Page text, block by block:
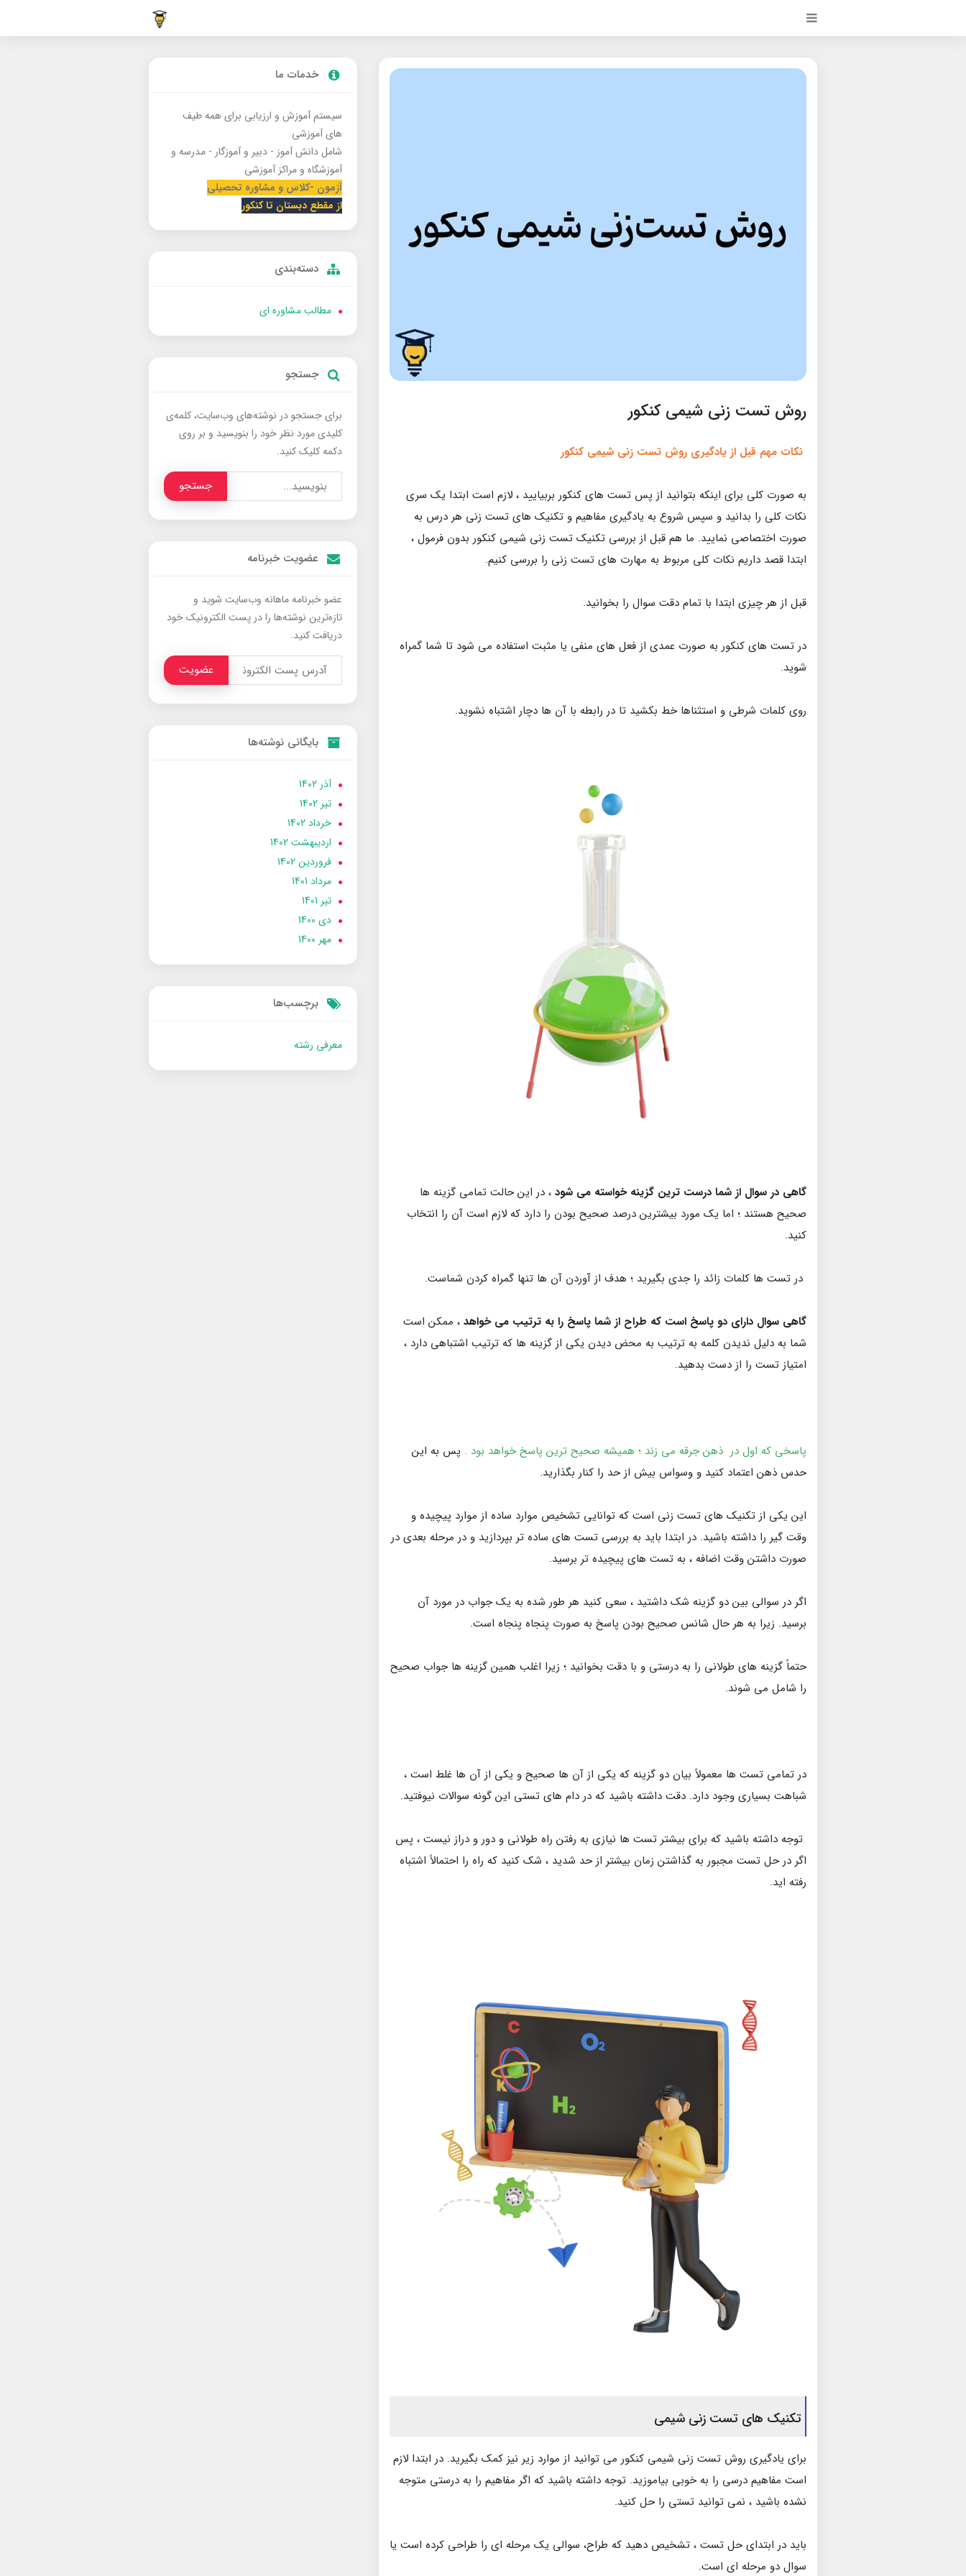
روش تست زنی شیمی کنکور
نکات مهم قبل از یادگیری روش تست زنی شیمی کنکور
به صورت کلی برای اینکه بتوانید از پس تست های کنکور بربیایید ، لازم است ابتدا یک سری
نکات کلی را بدانید و سپس شروع به یادگیری مفاهیم و تکنیک های تست زنی هر درس به
صورت اختصاصی نمایید. ما هم قبل از بررسی تکنیک تست زنی شیمی کنکور بدون فرمول ،
ابتدا قصد داریم نکات کلی مربوط به مهارت های تست زنی را بررسی کنیم.
قبل از هر چیزی ابتدا با تمام دقت سوال را بخوانید.
در تست های کنکور به صورت عمدی از فعل های منفی یا مثبت استفاده می شود تا شما گمراه
شوید.
روی کلمات شرطی و استثناها خط بکشید تا در رابطه با آن ها دچار اشتباه نشوید.
گاهی در سوال از شما درست ترین گزینه خواسته می شود ، در این حالت تمامی گزینه ها
صحیح هستند ؛ اما یک مورد بیشترین درصد صحیح بودن را دارد که لازم است آن را انتخاب
کنید.
در تست ها کلمات زائد را جدی بگیرید ؛ هدف از آوردن آن ها تنها گمراه کردن شماست.
گاهی سوال دارای دو پاسخ است که طراح از شما پاسخ را به ترتیب می خواهد ، ممکن است
شما به دلیل ندیدن کلمه به ترتیب به محض دیدن یکی از گزینه ها که ترتیب اشتباهی دارد ،
امتیاز تست را از دست بدهید.
پاسخی که اول در ذهن جرقه می زند ؛ همیشه صحیح ترین پاسخ خواهد بود . پس به این
حدس ذهن اعتماد کنید و وسواس بیش از حد را کنار بگذارید.
این یکی از تکنیک های تست زنی است که توانایی تشخیص موارد ساده از موارد پیچیده و
وقت گیر را داشته باشید. در ابتدا باید به بررسی تست های ساده تر بپردازید و در مرحله بعدی در
صورت داشتن وقت اضافه ، به تست های پیچیده تر برسید.
اگر در سوالی بین دو گزینه شک داشتید ، سعی کنید هر طور شده به یک جواب در مورد آن
برسید. زیرا به هر حال شانس صحیح بودن پاسخ به صورت پنجاه پنجاه است.
حتماً گزینه های طولانی را به درستی و با دقت بخوانید ؛ زیرا اغلب همین گزینه ها جواب صحیح
را شامل می شوند.
در تمامی تست ها معمولاً بیان دو گزینه که یکی از آن ها صحیح و یکی از آن ها غلط است ،
شباهت بسیاری وجود دارد. دقت داشته باشید که در دام های تستی این گونه سوالات نیوفتید.
توجه داشته باشید که برای بیشتر تست ها نیازی به رفتن راه طولانی و دور و دراز نیست ، پس
اگر در حل تست مجبور به گذاشتن زمان بیشتر از حد شدید ، شک کنید که راه را احتمالاً اشتباه
رفته اید.
تکنیک های تست زنی شیمی
برای یادگیری روش تست زنی شیمی کنکور می توانید از موارد زیر نیز کمک بگیرید. در ابتدا لازم
است مفاهیم درسی را به خوبی بیاموزید. توجه داشته باشید که اگر مفاهیم را به درستی متوجه
نشده باشید ، نمی توانید تستی را حل کنید.
باید در ابتدای حل تست ، تشخیص دهید که طراح، سوالی یک مرحله ای را طراحی کرده است یا
سوال دو مرحله ای است.
خدمات ما
سیستم آموزش و ارزیابی برای همه طیف
های آموزشی
شامل دانش آموز - دبیر و آموزگار - مدرسه و
آموزشگاه و مراکز آموزشی
آزمون -کلاس و مشاوره تحصیلی
از مقطع دبستان تا کنکور
دسته‌بندی
مطالب مشاوره ای
جستجو
برای جستجو در نوشته‌های وب‌سایت، کلمه‌ی
کلیدی مورد نظر خود را بنویسید و بر روی
دکمه کلیک کنید.
جستجو
عضویت خبرنامه
عضو خبرنامه ماهانه وب‌سایت شوید و
تازه‌ترین نوشته‌ها را در پست الکترونیک خود
دریافت کنید.
عضویت
بایگانی نوشته‌ها
آذر 1402
تير 1402
خرداد 1402
ارديبهشت 1402
فروردین 1402
مرداد 1401
تير 1401
دی 1400
مهر 1400
برچسب‌ها
معرفی رشته